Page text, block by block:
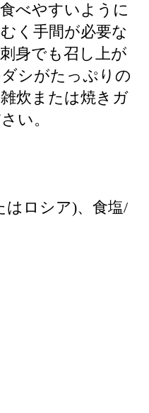
べやすいように
く手間が必要な
身でも召し上が
シがたっぷりの
炊または焼きガ
い。
はロシア)、食塩/